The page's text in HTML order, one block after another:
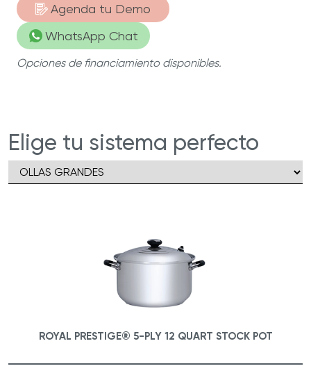
quirúrgico T-304, el mejor material para
cocinar.
Válvula Redi-Temp™
momento de dar el siguiente paso en tu
50 años de garantía limitada | Te
acompañarán durante muchos años de
comidas deliciosas.
Agenda tu Demo
WhatsApp Chat
Opciones de financiamiento disponibles.
Elige tu sistema perfecto
ROYAL PRESTIGE® 5-PLY 12 QUART STOCK POT